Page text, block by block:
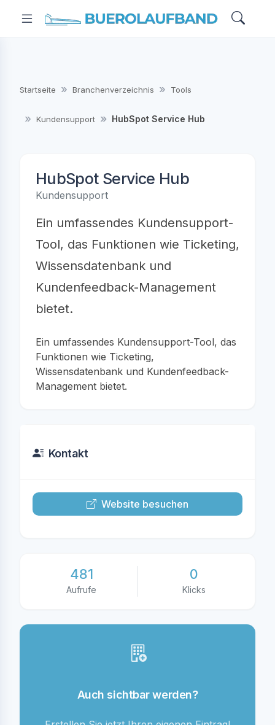
Startseite Branchenverzeichnis Tools
Kundensupport HubSpot Service Hub
HubSpot Service Hub
Kundensupport
Ein umfassendes Kundensupport-
Tool, das Funktionen wie Ticketing,
Wissensdatenbank und
Kundenfeedback-Management
bietet.
Ein umfassendes Kundensupport-Tool, das
Funktionen wie Ticketing,
Wissensdatenbank und Kundenfeedback-
Management bietet.
Kontakt
Website besuchen
481
Aufrufe
0
Klicks
Auch sichtbar werden?